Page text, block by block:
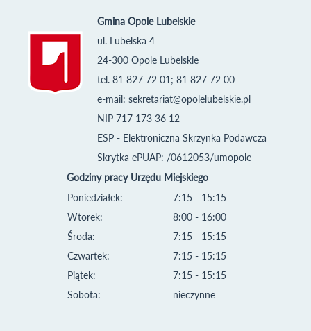
Gmina Opole Lubelskie
ul. Lubelska 4
24-300 Opole Lubelskie
tel. 81 827 72 01; 81 827 72 00
e-mail: sekretariat@opolelubelskie.pl
NIP 717 173 36 12
ESP - Elektroniczna Skrzynka Podawcza
Skrytka ePUAP: /0612053/umopole
Godziny pracy Urzędu Miejskiego
Poniedziałek:
Wtorek:
Środa:
Czwartek:
Piątek:
Sobota:
7:15 - 15:15
8:00 - 16:00
7:15 - 15:15
7:15 - 15:15
7:15 - 15:15
nieczynne